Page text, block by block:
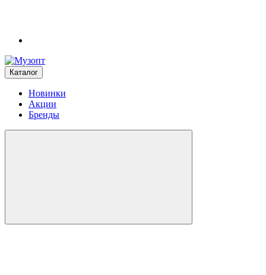
Каталог
Новинки
Акции
Бренды